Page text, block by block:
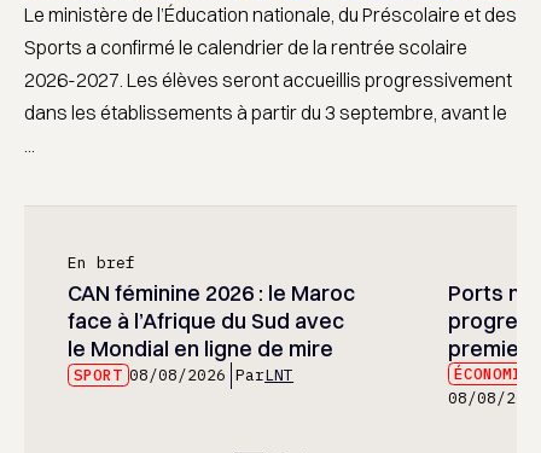
Le ministère de l’Éducation nationale, du Préscolaire et des
Sports a confirmé le calendrier de la rentrée scolaire
2026-2027. Les élèves seront accueillis progressivement
dans les établissements à partir du 3 septembre, avant le
En bref
CAN féminine 2026 : le Maroc
face à l’Afrique du Sud avec
le Mondial en ligne de mire
SPORT 08/08/2026 ParLNT
Ports
premier
08/08/